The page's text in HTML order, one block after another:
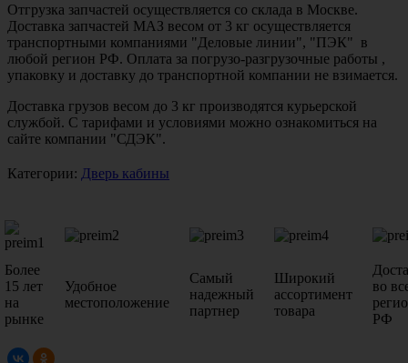
Отгрузка запчастей осуществляется со склада в Москве.
Доставка запчастей МАЗ весом от 3 кг осуществляется
транспортными компаниями "Деловые линии", "ПЭК" в
любой регион РФ. Оплата за погрузо-разгрузочные работы ,
упаковку и доставку до транспортной компании не взимается.
Доставка грузов весом до 3 кг производятся курьерской
службой. С тарифами и условиями можно ознакомиться на
сайте компании "СДЭК".
Категории: Дверь кабины
Более
15 лет
на
рынке
Удобное
местоположение
Самый
надежный
партнер
Широкий
ассортимент
товара
во
РФ